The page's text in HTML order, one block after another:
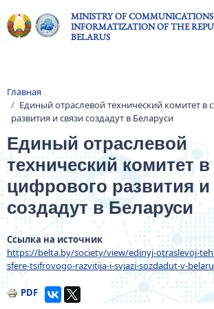
MINISTRY OF
INFORMATIZATION OF THE
BELARUS
Breadcrumb
Главная
Единый отраслевой технический комитет в
развития и связи создадут в Беларуси
Единый отраслевой
технический комитет
цифрового развития и
создадут в Беларуси
Ссылка на источник
https://belta.by/society/view/edinyj-otraslevoj-
sfere-tsifrovogo-razvitija-i-svjazi-sozdadut-v-
PDF